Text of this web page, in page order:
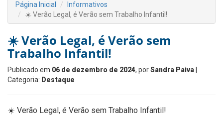
Página Inicial
Informativos
☀️ Verão Legal, é Verão sem Trabalho Infantil!
☀️ Verão Legal, é Verão sem
Trabalho Infantil!
Publicado em 06 de dezembro de 2024, porSandra Paiva
Categoria: Destaque
☀️ Verão Legal, é Verão sem Trabalho Infantil!